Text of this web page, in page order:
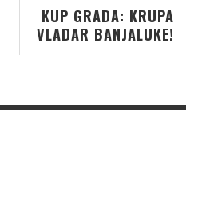
KUP GRADA: KRUPA
VLADAR BANJALUKE!